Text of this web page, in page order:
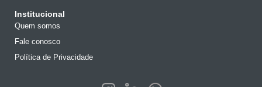
Institucional
Quem somos
Fale conosco
Política de Privacidade